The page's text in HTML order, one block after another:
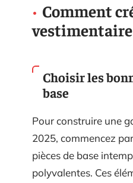
Comment
Choisir les
base
Pour construire une
2025, commencez
pièces de base
polyvalentes. Ces